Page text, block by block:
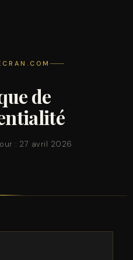
de
: 27 avril 2026